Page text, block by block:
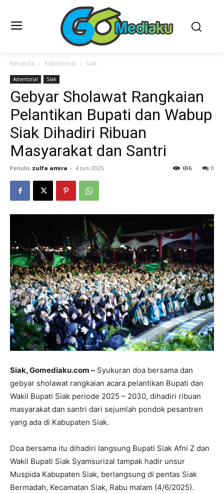
Beranda Advertorial Siak
Advertorial Siak
Gebyar Sholawat Rangkaian
Pelantikan Bupati dan Wabup
Siak Dihadiri Ribuan
Masyarakat dan Santri
Penulis zulfa amira - 4 Juni 2025 0
696
Siak, Gomediaku.com – Syukuran doa bersama dan
gebyar sholawat rangkaian acara pelantikan Bupati dan
Wakil Bupati Siak periode 2025 – 2030, dihadiri ribuan
masyarakat dan santri dari sejumlah pondok pesantren
yang ada di Kabupaten Siak.
Doa bersama itu dihadiri langsung Bupati Siak Afni Z dan
Wakil Bupati Siak Syamsurizal tampak hadir unsur
Muspida Kabupaten Siak, berlangsung di pentas Siak
Bermadah, Kecamatan Siak, Rabu malam (4/6/2025).